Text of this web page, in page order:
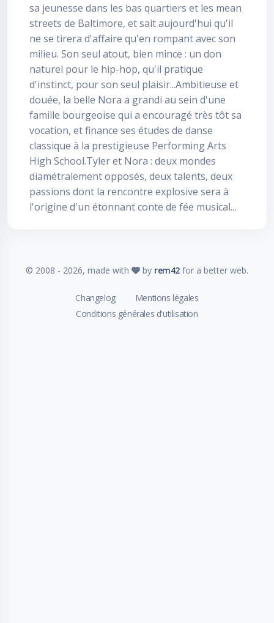
sa jeunesse dans les bas quartiers et les mean
streets de Baltimore, et sait aujourd'hui qu'il
ne se tirera d'affaire qu'en rompant avec son
milieu. Son seul atout, bien mince : un don
naturel pour le hip-hop, qu'il pratique
d'instinct, pour son seul plaisir...Ambitieuse et
douée, la belle Nora a grandi au sein d'une
famille bourgeoise qui a encouragé très tôt sa
vocation, et finance ses études de danse
classique à la prestigieuse Performing Arts
High School.Tyler et Nora : deux mondes
diamétralement opposés, deux talents, deux
passions dont la rencontre explosive sera à
l'origine d'un étonnant conte de fée musical...
© 2008 - 2026, made with by rem42 for a better web.
Changelog
Mentions légales
Conditions générales d'utilisation